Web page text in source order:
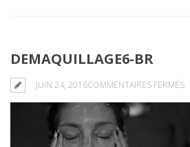
DEMAQUILLAGE6-BR
JUIN 24, 2016COMMENTAIRES FERMÉS